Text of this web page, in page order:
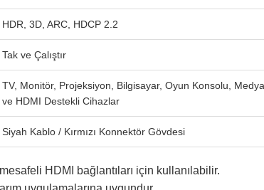
HDR, 3D, ARC, HDCP 2.2
Tak ve Çalıştır
TV, Monitör, Projeksiyon, Bilgisayar, Oyun Konsolu, Medya
ve HDMI Destekli Cihazlar
Siyah Kablo / Kırmızı Konnektör Gövdesi
HDMI bağlantıları için kullanılabilir.